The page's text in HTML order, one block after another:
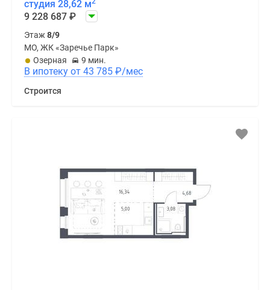
студия 28,62 м
9 228 687 ₽
Этаж 8/9
МО, ЖК «Заречье Парк»
Озерная
9 мин.
В ипотеку от 43 785 ₽/мес
Строится